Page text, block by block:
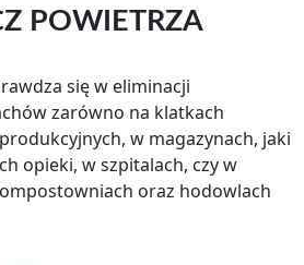
POWIETRZA
się w eliminacji
zarówno na klatkach
w magazynach, jaki
opieki, w szpitalach, czy w
oraz hodowlach